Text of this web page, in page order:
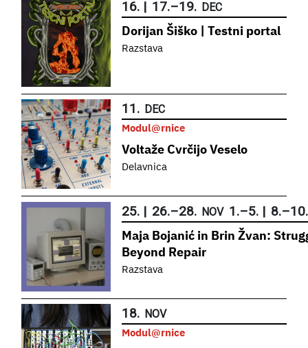
16. | 17.–19. DEC
Dorijan Šiško | Testni portal
Razstava
11. DEC
Modul@rnice
Voltaže Cvrčijo Veselo
Delavnica
25. | 26.–28. NOV 1.–5.| 8.–10.
Maja Bojanić in Brin Žvan:
Beyond Repair
Razstava
18. NOV
Modul@rnice